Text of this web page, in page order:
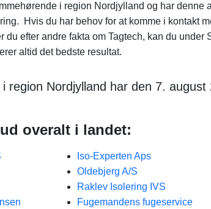
i region Nordjylland og har
Hvis du har behov for at komme i kontakt
du efter andre fakta om Tagtech, kan du
altid det bedste resultat.
region Nordjylland har den 7.
overalt i landet:
Iso-Experten Aps
Oldebjerg A/S
Raklev Isolering IVS
Fugemandens fugeservice